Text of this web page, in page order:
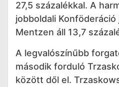
27,5 százalékkal. A
jobboldali Konföderáció
Mentzen áll 13,7
A legvalószínűbb
második forduló
között dől el.